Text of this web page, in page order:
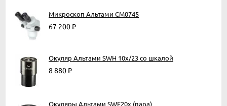
Микроскоп Альтами СМ0745
67 200₽
Окуляр Альтами SWH 10x/23 со шкалой
8 880₽
Окуляры Альтами SWF20x (пара)